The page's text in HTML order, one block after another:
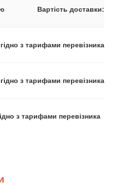
Вартість доставки:
з тарифами перевізника
з тарифами перевізника
з тарифами перевізника